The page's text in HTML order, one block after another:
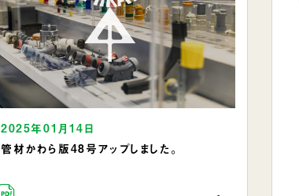
2025年01月14日
管材かわら版48号アップしました。